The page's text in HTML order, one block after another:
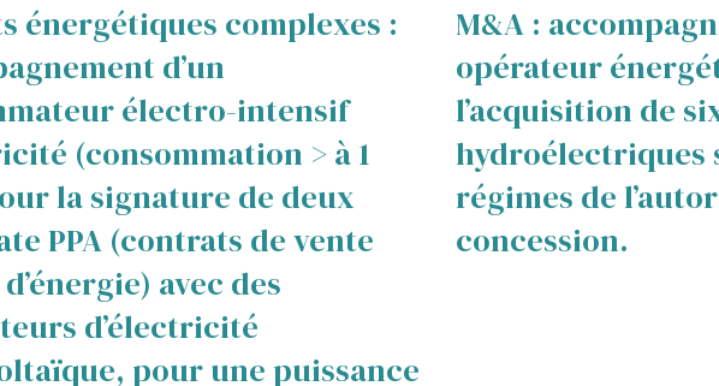
énergétiques complexes :
d’un
électro-intensif
(consommation > à 1
la signature de deux
PPA (contrats de vente
avec des
d’électricité
pour une puissance
M&A :
opérateur
l’acquisition de
hydroélectriques
régimes de
concession.